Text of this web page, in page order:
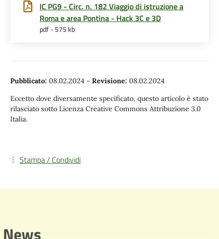
IC PG9 - Circ. n. 182 Viaggio di istruzione a
Roma e area Pontina - Hack 3C e 3D
pdf - 575 kb
Pubblicato: 08.02.2024 - Revisione: 08.02.2024
Eccetto dove diversamente specificato, questo articolo è stato
rilasciato sotto Licenza Creative Commons Attribuzione 3.0
Italia.
Stampa / Condividi
News